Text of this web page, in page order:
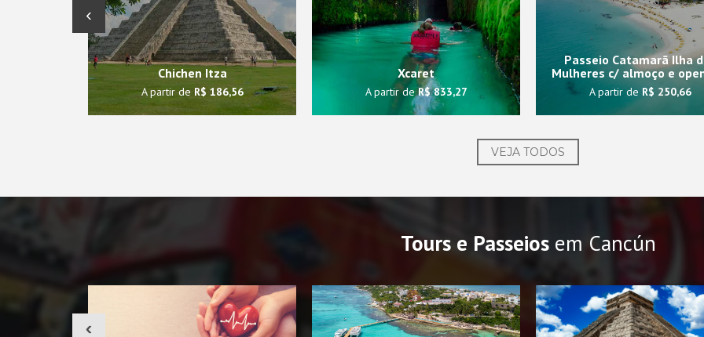
Chichen Itza
A partir de R$ 186,56
Xcaret
A partir deR$ 833,27
Passeio Catamarã Ilha
Mulheres c/ almoço e
A partir de R$ 250,66
‹
VEJA TODOS
Tours e Passeiosem Cancún
‹